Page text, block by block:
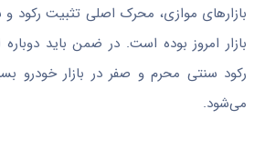
بازارهای موازی، محرک اصلی تثبیت
بازار امروز بوده است. در ضمن باید
رکود سنتی محرم و صفر در بازار خودرو
می‌شود.